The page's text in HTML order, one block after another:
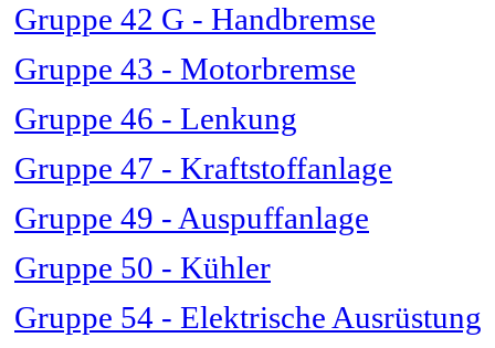
Gruppe 42 G - Handbremse
Gruppe 43 - Motorbremse
Gruppe 46 - Lenkung
Gruppe 47 - Kraftstoffanlage
Gruppe 49 - Auspuffanlage
Gruppe 50 - Kühler
Gruppe 54 - Elektrische Ausrüstung